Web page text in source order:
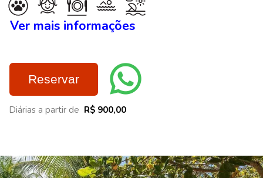
Ver mais informações
Reservar
Diárias a partir de R$ 900,00